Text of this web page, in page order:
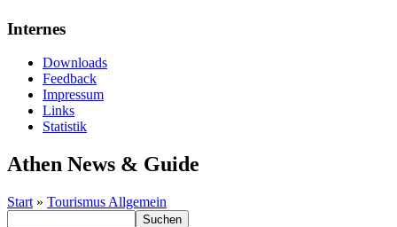
Internes
Downloads
Feedback
Impressum
Links
Statistik
Athen News & Guide
Start » Tourismus Allgemein